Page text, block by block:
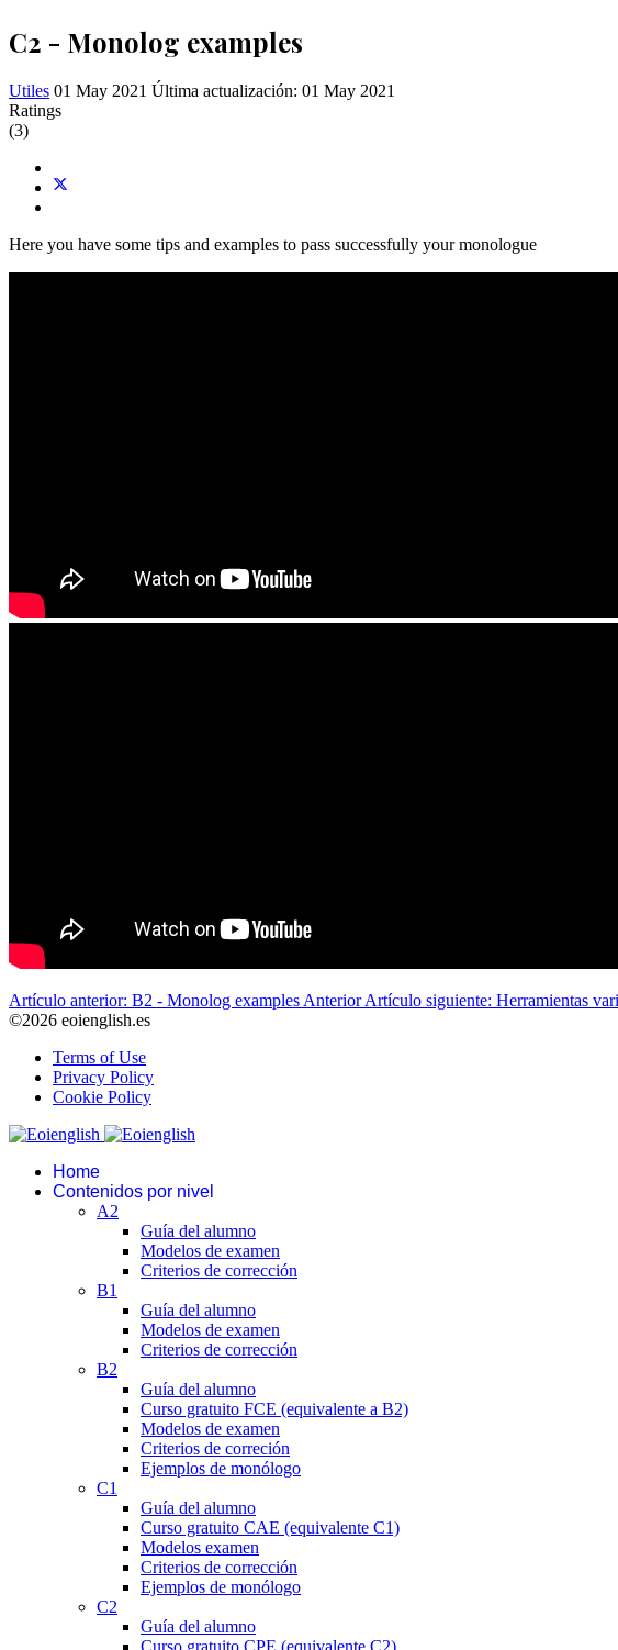
C2 - Monolog examples
Utiles 01 May 2021 Última actualización: 01 May 2021
Ratings
(3)
Here you have some tips and examples to pass successfully your monologue
Artículo anterior: B2 - Monolog examples Anterior Artículo siguiente: Herramientas
©2026 eoienglish.es
Terms of Use
Privacy Policy
Cookie Policy
Home
Contenidos por nivel
A2
Guía del alumno
Modelos de examen
Criterios de corrección
B1
Guía del alumno
Modelos de examen
Criterios de corrección
B2
Guía del alumno
Curso gratuito FCE (equivalente a B2)
Modelos de examen
Criterios de correción
Ejemplos de monólogo
C1
Guía del alumno
Curso gratuito CAE (equivalente C1)
Modelos examen
Criterios de corrección
Ejemplos de monólogo
C2
Guía del alumno
Curso gratuito CPE (equivalente C2)